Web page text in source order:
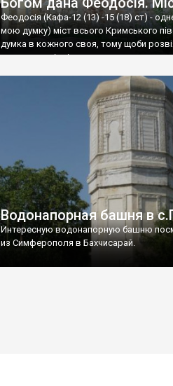
Феодосія (Кафа-12 (13) -15 (18) ст) -
мою думку) міст всього Кримського
думка в кожного своя, тому щоби
запрошую відвідати це
Водонапорная башня в
Интересную водонапорную башню
из Симферополя в Бахчисарай.